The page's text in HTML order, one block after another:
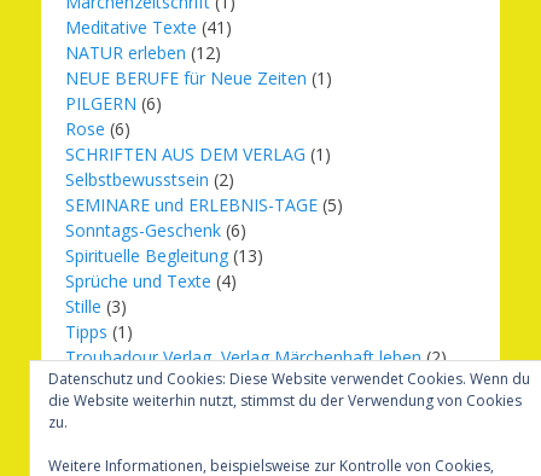
Meditative Texte (41)
NATUR erleben (12)
NEUE BERUFE für Neue Zeiten (1)
PILGERN (6)
Rose (6)
SCHRIFTEN AUS DEM VERLAG (1)
Selbstbewusstsein (2)
SEMINARE und ERLEBNIS-TAGE (5)
Sonntags-Geschenk (6)
Spirituelle Begleitung (13)
Sprüche und Texte (4)
Stille (3)
Tipps (1)
Troubadour Verlag, Verlag Märchenhaft leben(2)
Übungen (1)
Urbilder(20)
Verlag Märchenhaft leben
Weihnachten(16)
Datenschutz und Cookies: Diese Website verwendet Cookies. Wenn du
die Website weiterhin nutzt, stimmst du der Verwendung von Cookies
zu.
Weitere Informationen, beispielsweise zur Kontrolle von Cookies,